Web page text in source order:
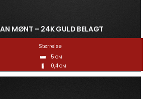
MØNT – 24K GULD BELAGT
Størrelse
5 CM
0,4CM